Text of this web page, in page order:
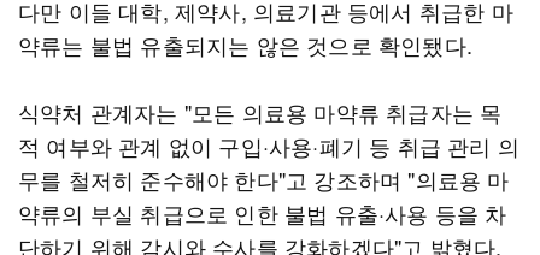
다만 이들 대학, 제약사, 의료기관 등에서 취급한 마
약류는 불법 유출되지는 않은 것으로 확인됐다.
식약처 관계자는 "모든 의료용 마약류 취급자는 목
적 여부와 관계 없이 구입·사용·폐기 등 취급 관리 의
무를 철저히 준수해야 한다"고 강조하며 "의료용 마
약류의 부실 취급으로 인한 불법 유출·사용 등을 차
단하기 위해 감시와 수사를 강화하겠다"고 밝혔다.